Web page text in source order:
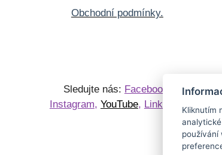
Obchodní podmínky.
Sledujte nás: Facebook
Instagram, YouTube, LinkedIn
Kliknutím
používání